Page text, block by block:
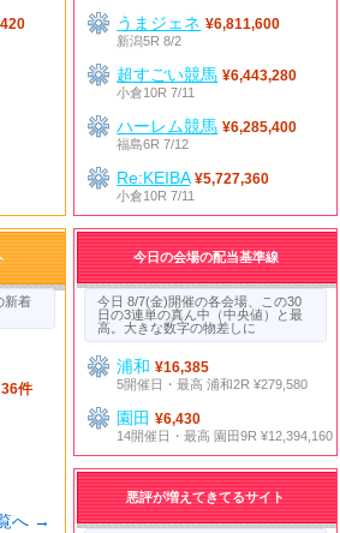
うまジェネ ¥6,811,600
新潟5R 8/2
超すごい競馬 ¥6,443,280
小倉10R 7/11
ハーレム競馬 ¥6,285,400
福島6R 7/12
Re:KEIBA ¥5,727,360
小倉10R 7/11
新着
36件
へ →
今日の会場の配当基準線
今日 8/7(金)開催の各会場、この30
日の3連単の真ん中（中央値）と最
高。大きな数字の物差しに
浦和¥16,385
5開催日・最高 浦和2R ¥279,580
園田¥6,430
14開催日・最高 園田9R ¥12,394,160
悪評が増えてきてるサイト